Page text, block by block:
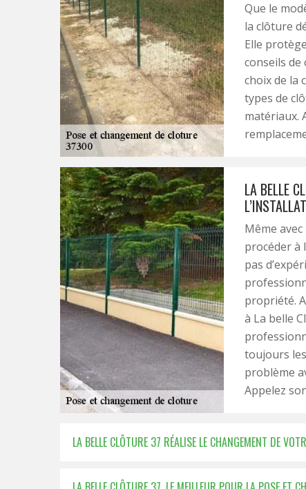
Que le
la clôture
Elle
conseils de
choix de la
types de
matériaux.
LA BELLE
Même
procéder à
pas
propriété.
à La belle
toujours
problème
Appelez
LA BELLE CLÔTURE 37 RÉALISE LE CHANGEMENT DE